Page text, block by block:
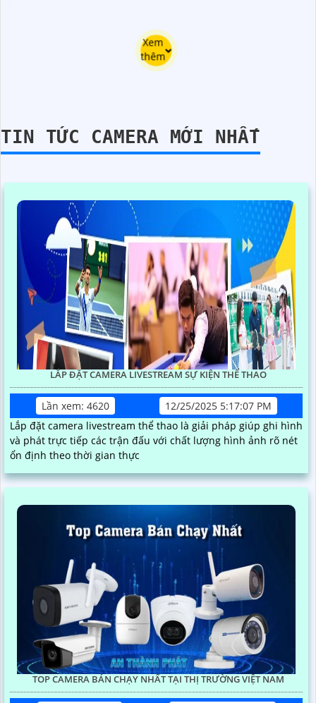
Xem
thêm
TIN TỨC CAMERA MỚI NHẤT
LẮP ĐẶT CAMERA LIVESTREAM SỰ KIỆN THỂ THAO
Lần xem: 4620
12/25/2025 5:17:07 PM
Lắp đặt camera livestream thể thao là giải pháp giúp ghi hình
và phát trực tiếp các trận đấu với chất lượng hình ảnh rõ nét
ổn định theo thời gian thực
TOP CAMERA BÁN CHẠY NHẤT TẠI THỊ TRƯỜNG VIỆT NAM